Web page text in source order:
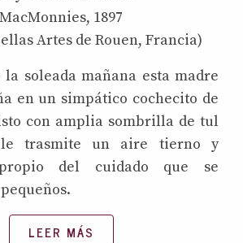
MacMonnies, 1897
Artes de Rouen, Francia)
la soleada mañana esta madre
en un simpático cochecito de
con amplia sombrilla de tul
trasmite un aire tierno y
propio del cuidado que se
LEER MÁS